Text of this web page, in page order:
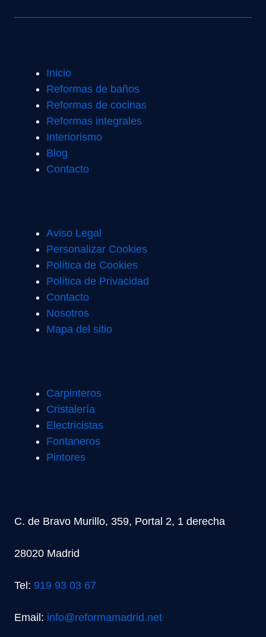
Inicio
Reformas de baños
Reformas de cocinas
Reformas integrales
Interiorismo
Blog
Contacto
Aviso Legal
Personalizar Cookies
Política de Cookies
Política de Privacidad
Contacto
Nosotros
Mapa del sitio
Carpinteros
Cristalería
Electricistas
Fontaneros
Pintores
C. de Bravo Murillo, 359, Portal 2, 1 derecha
28020 Madrid
Tel: 919 93 03 67
Email: info@reformamadrid.net